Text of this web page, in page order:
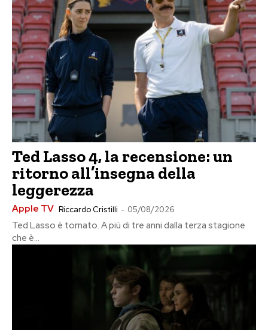
Ted Lasso 4, la recensione: un
ritorno all’insegna della
leggerezza
Apple TV Riccardo Cristilli - 05/08/2026
Ted Lasso è tornato. A più di tre anni dalla terza stagione
che è...